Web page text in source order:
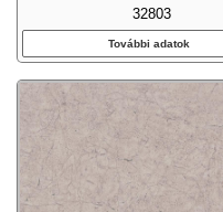
32803
További adatok